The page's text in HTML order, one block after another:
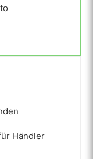
Händler